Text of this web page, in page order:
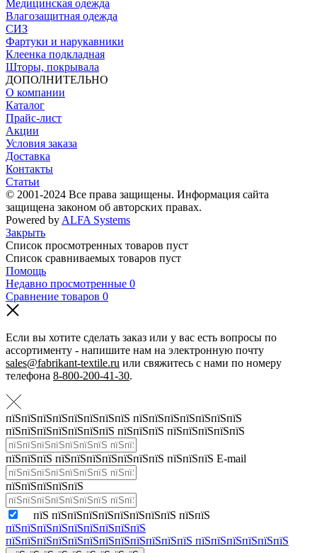
Медицинская одежда
Влагозащитная одежда
СИЗ
Фартуки и нарукавники
Клеенка подкладная
Шторы, покрывала
ДОПОЛНИТЕЛЬНО
О компании
Каталог
Прайс-лист
Акции
Условия заказа
Доставка
Контакты
Статьи
© 2001-2024 Все права защищены. Информация сайта
защищена законом об авторских правах.
Powered by ALFA Systems
Закрыть
Список просмотренных товаров пуст
Список сравниваемых товаров пуст
Помощь
Недавно просмотренные 0
Сравнение товаров 0
Если вы хотите сделать заказ или у вас есть вопросы по
ассортименту - напишите нам на электронную почту
sales@fabrikant-textile.ru или свяжитесь с нами по номеру
телефона 8-800-200-41-30.
пїЅпїЅпїЅпїЅпїЅпїЅпїЅпїЅ пїЅпїЅпїЅпїЅпїЅпїЅпїЅ
пїЅпїЅпїЅпїЅпїЅпїЅпїЅ пїЅпїЅпїЅ пїЅпїЅпїЅпїЅпїЅ
пїЅпїЅпїЅ пїЅпїЅпїЅпїЅпїЅпїЅпїЅ пїЅпїЅпїЅ E-mail
пїЅпїЅпїЅпїЅпїЅ
пїЅ пїЅпїЅпїЅпїЅпїЅпїЅпїЅпїЅ пїЅпїЅ
пїЅпїЅпїЅпїЅпїЅпїЅпїЅпїЅпїЅ
пїЅпїЅпїЅпїЅпїЅпїЅпїЅпїЅпїЅпїЅпїЅпїЅ пїЅпїЅпїЅпїЅпїЅпїЅ